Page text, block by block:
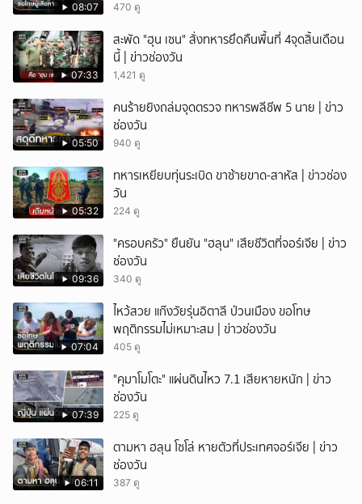
08:07 470 ดู
07:33
สะพัด "ฮุน เซน" สั่งทหารยึดคืนพื้นที่ 4จุดสิ้นเดือน
นี้ | ข่าวช่องวัน
1,421 ดู
05:50
คนร้ายยิงถล่มจุดตรวจ ทหารพลีชีพ 5 นาย | ข่าว
ช่องวัน
940 ดู
05:32
ทหารเหยียบทุ่นระเบิด ขาซ้ายขาด-สาหัส | ข่าวช่อง
วัน
224 ดู
09:36
"ครอบครัว" ยืนยัน "ฮลุน" เสียชีวิตที่จอร์เจีย | ข่าว
ช่องวัน
340 ดู
07:04
ไหว้สวย แก๊งวัยรุ่นอิตาลี ป่วนเมือง ขอโทษ
พฤติกรรมไม่เหมาะสม | ข่าวช่องวัน
405 ดู
07:39
"คุมาโมโตะ" แผ่นดินไหว 7.1 เสียหายหนัก | ข่าว
ช่องวัน
225 ดู
06:11
ตามหา ฮลุน โซโล่ หายตัวที่ประเทศจอร์เจีย | ข่าว
ช่องวัน
387 ดู